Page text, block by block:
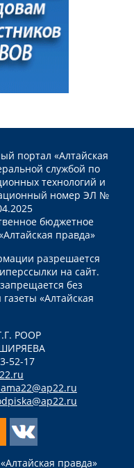
портал «Алтайская
службой по
технологий и
номер ЭЛ №
бюджетное
правда»
разрешается
на сайт.
без
«Алтайская
РООР
ШИРЯЕВА
52-17
правда»